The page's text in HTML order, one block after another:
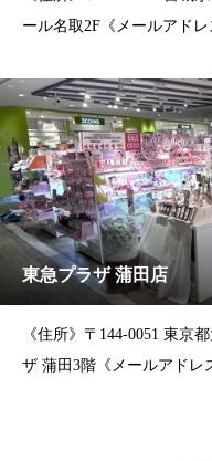
ール名取2F《メールアドレ
東急プラザ 蒲田店
《住所》〒144-0051 東京
ザ 蒲田3階《メールアドレス